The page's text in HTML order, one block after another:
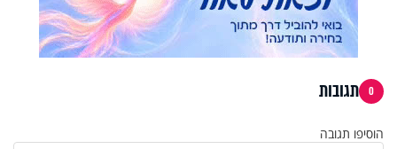
0 תגובות
הוסיפו תגובה